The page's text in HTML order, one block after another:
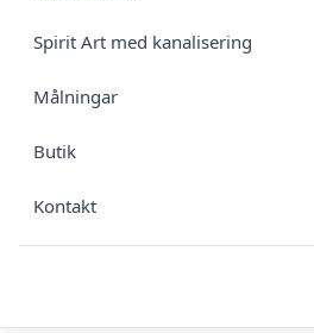
Spirit Art med kanalisering
Målningar
Butik
Kontakt